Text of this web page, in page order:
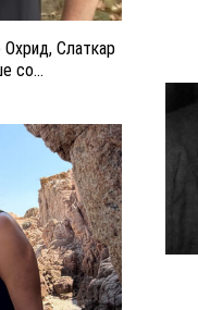
Охрид, Слаткар
со...